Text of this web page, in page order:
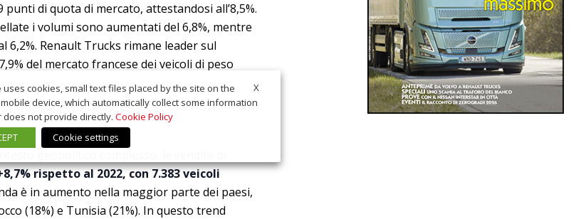
punti di quota di mercato, attestandosi all’8,5%.
i volumi sono aumentati del 6,8%, mentre
6,2%. Renault Trucks rimane leader sul
del mercato francese dei veicoli di peso
geopolitico complesso, le vendite di
rispetto al 2022, con 7.383 veicoli
è in aumento nella maggior parte dei paesi,
(18%) e Tunisia (21%). In questo trend
X
uses cookies, small text files placed by the site on the
device, which automatically collect some information
not provide directly. Cookie Policy
Cookie settings